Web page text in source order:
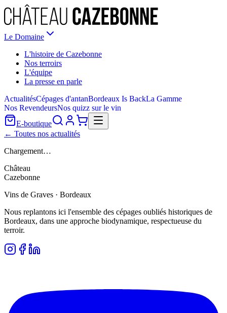
Le Domaine
L'histoire de Cazebonne
Nos terroirs
L'équipe
La presse en parle
ActualitésCépages d'antanBordeaux Is BackLa Gamme
Nos RevendeursNos quizz sur le vin
E-boutique
← Toutes nos actualités
Chargement…
Château
Cazebonne
Vins de Graves · Bordeaux
Nous replantons ici l'ensemble des cépages oubliés historiques de
Bordeaux, dans une approche biodynamique, respectueuse du
terroir.